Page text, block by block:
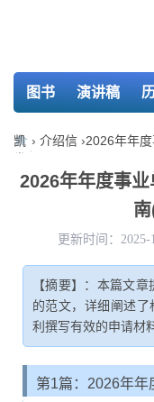
图书 演讲稿
个人简历 报告
主持词 述职报告
凯
娱
› 介绍信 ›2026年年
2026年年度事
更新时间：2025-
【摘要】：本篇文
的范文，详细阐述
利撰写有效的申请材
第1篇：2026年年